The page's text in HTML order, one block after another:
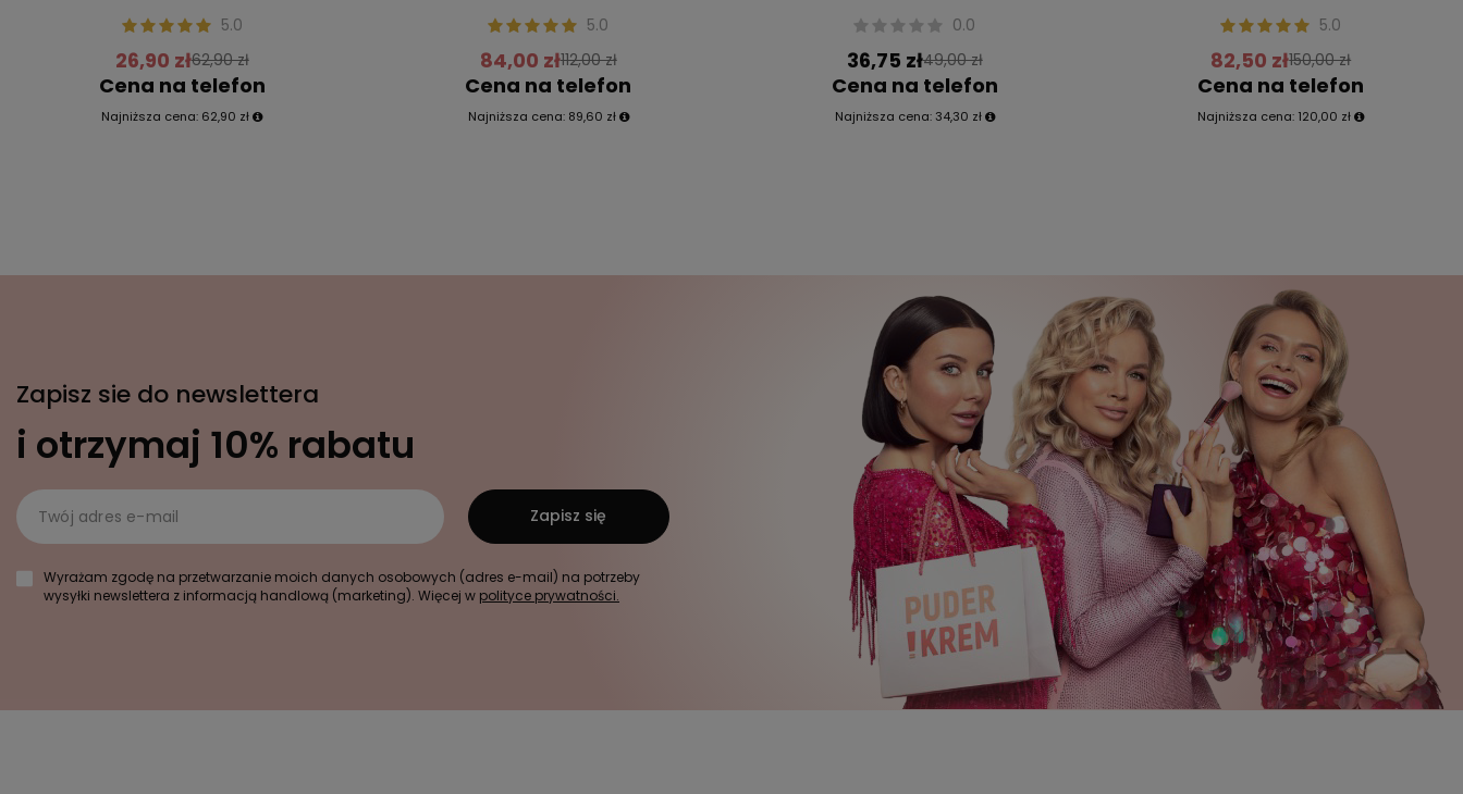
5.0
26,90 zł62,90 zł
Cena na telefon
Najniższa cena: 62,90 zł
5.0
84,00 zł112,00 zł
Cena na telefon
Najniższa cena: 89,60 zł
0.0
36,75 zł49,00 zł
Cena na telefon
Najniższa cena: 34,30 zł
5.0
82,50 zł150,00 zł
Cena na telefon
Najniższa cena: 120,00 zł
Zapisz sie do newslettera
i otrzymaj 10% rabatu
Twój adres e-mail
Wyrażam zgodę na przetwarzanie moich danych osobowych (adres e-mail) na potrzeby
wysyłki newslettera z informacją handlową (marketing). Więcej w polityce prywatności.
Zapisz się